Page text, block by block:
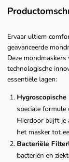
Ervaar ultiem
geavanceerde
Deze
technologische
essentiële lagen:
Hygroscopische
speciale formule
Hierdoor blijft je
het masker tot
Bacteriële
bacteriën en